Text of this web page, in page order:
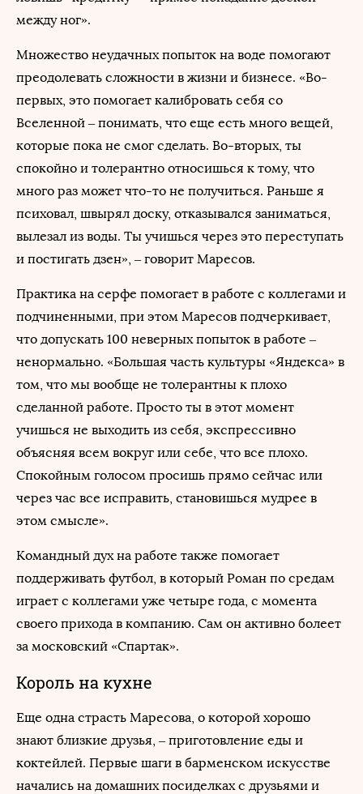
между ног».
Множество неудачных попыток на воде помогают
преодолевать сложности в жизни и бизнесе. «Во-
первых, это помогает калибровать себя со
Вселенной – понимать, что еще есть много вещей,
которые пока не смог сделать. Во-вторых, ты
спокойно и толерантно относишься к тому, что
много раз может что-то не получиться. Раньше я
психовал, швырял доску, отказывался заниматься,
вылезал из воды. Ты учишься через это переступать
и постигать дзен», – говорит Маресов.
Практика на серфе помогает в работе с коллегами и
подчиненными, при этом Маресов подчеркивает,
что допускать 100 неверных попыток в работе –
ненормально. «Большая часть культуры «Яндекса» в
том, что мы вообще не толерантны к плохо
сделанной работе. Просто ты в этот момент
учишься не выходить из себя, экспрессивно
объясняя всем вокруг или себе, что все плохо.
Спокойным голосом просишь прямо сейчас или
через час все исправить, становишься мудрее в
этом смысле».
Командный дух на работе также помогает
поддерживать футбол, в который Роман по средам
играет с коллегами уже четыре года, с момента
своего прихода в компанию. Сам он активно болеет
за московский «Спартак».
Король на кухне
Еще одна страсть Маресова, о которой хорошо
знают близкие друзья, – приготовление еды и
коктейлей. Первые шаги в барменском искусстве
начались на домашних посиделках с друзьями и